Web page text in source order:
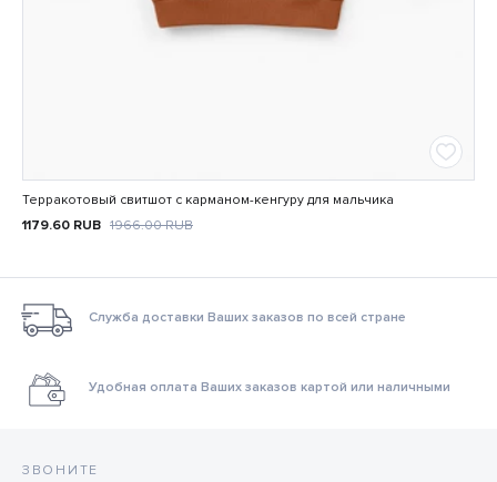
Терракотовый свитшот с карманом-кенгуру для мальчика
1179.60 RUB 1966.00RUB
Служба доставки Ваших заказов по всей стране
Удобная оплата Ваших заказов картой или наличными
ЗВОНИТЕ